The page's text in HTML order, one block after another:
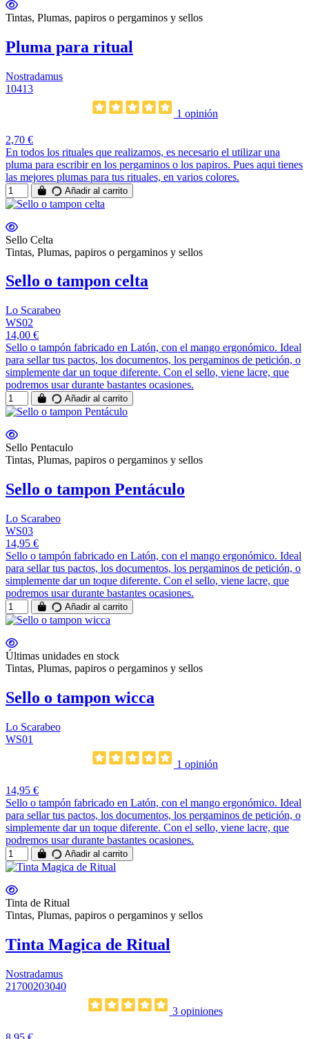
Tintas, Plumas, papiros o pergaminos y sellos
Pluma para ritual
Nostradamus
10413
1 opinión
2,70 €
En todos los rituales que realizamos, es necesario el utilizar una
pluma para escribir en los pergaminos o los papiros. Pues aqui tienes
las mejores plumas para tus rituales, en varios colores.
Añadir al carrito
Sello Celta
Tintas, Plumas, papiros o pergaminos y sellos
Sello o tampon celta
Lo Scarabeo
WS02
14,00 €
Sello o tampón fabricado en Latón, con el mango ergonómico. Ideal
para sellar tus pactos, los documentos, los pergaminos de petición, o
simplemente dar un toque diferente. Con el sello, viene lacre, que
podremos usar durante bastantes ocasiones.
Añadir al carrito
Sello Pentaculo
Tintas, Plumas, papiros o pergaminos y sellos
Sello o tampon Pentáculo
Lo Scarabeo
WS03
14,95 €
Sello o tampón fabricado en Latón, con el mango ergonómico. Ideal
para sellar tus pactos, los documentos, los pergaminos de petición, o
simplemente dar un toque diferente. Con el sello, viene lacre, que
podremos usar durante bastantes ocasiones.
Añadir al carrito
Últimas unidades en stock
Tintas, Plumas, papiros o pergaminos y sellos
Sello o tampon wicca
Lo Scarabeo
WS01
1 opinión
14,95 €
Sello o tampón fabricado en Latón, con el mango ergonómico. Ideal
para sellar tus pactos, los documentos, los pergaminos de petición, o
simplemente dar un toque diferente. Con el sello, viene lacre, que
podremos usar durante bastantes ocasiones.
Añadir al carrito
Tinta de Ritual
Tintas, Plumas, papiros o pergaminos y sellos
Tinta Magica de Ritual
Nostradamus
21700203040
3 opiniones